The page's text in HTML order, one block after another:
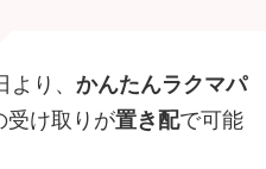
り、 かんたんラクマパ
受け取りが置き配で可能